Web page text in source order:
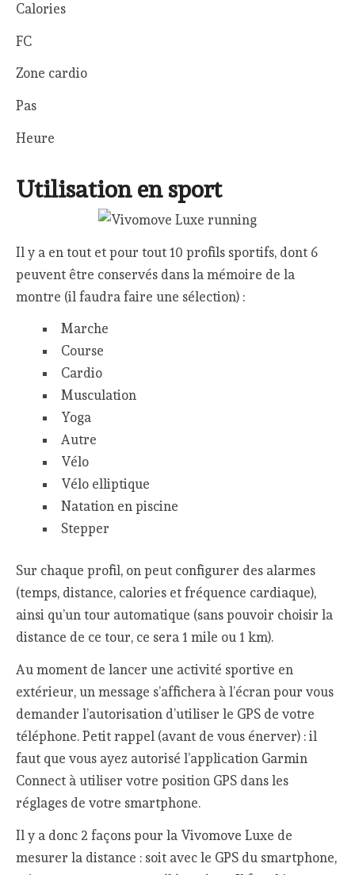
Calories
FC
Zone cardio
Pas
Heure
Utilisation en sport
Il y a en tout et pour tout 10 profils sportifs, dont 6
peuvent être conservés dans la mémoire de la
montre (il faudra faire une sélection) :
Marche
Course
Cardio
Musculation
Yoga
Autre
Vélo
Vélo elliptique
Natation en piscine
Stepper
Sur chaque profil, on peut configurer des alarmes
(temps, distance, calories et fréquence cardiaque),
ainsi qu’un tour automatique (sans pouvoir choisir la
distance de ce tour, ce sera 1 mile ou 1 km).
Au moment de lancer une activité sportive en
extérieur, un message s’affichera à l’écran pour vous
demander l’autorisation d’utiliser le GPS de votre
téléphone. Petit rappel (avant de vous énerver) : il
faut que vous ayez autorisé l’application Garmin
Connect à utiliser votre position GPS dans les
réglages de votre smartphone.
Il y a donc 2 façons pour la Vivomove Luxe de
mesurer la distance : soit avec le GPS du smartphone,